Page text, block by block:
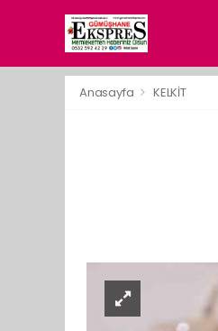
Anasayfa KELKİT